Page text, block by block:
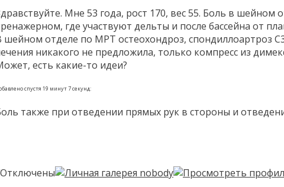
Мне 53 года, рост 170, вес 55. Боль в шейном
где участвуют дельты и после бассейна от
шейном отделе по МРТ остеохондроз, спондиллоартроз
никакого не предложила, только компресс из
есть какие-то идеи?
спустя 19 минут 7 секунд:
также при отведении прямых рук в стороны и